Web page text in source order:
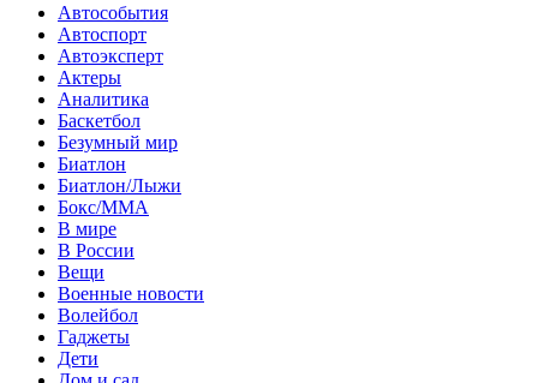
Автособытия
Автоспорт
Автоэксперт
Актеры
Аналитика
Баскетбол
Безумный мир
Биатлон
Биатлон/Лыжи
Бокс/MMA
В мире
В России
Вещи
Военные новости
Волейбол
Гаджеты
Дети